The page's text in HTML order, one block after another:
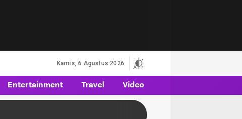
Kamis, 6 Agustus 2026
Entertainment Travel Video